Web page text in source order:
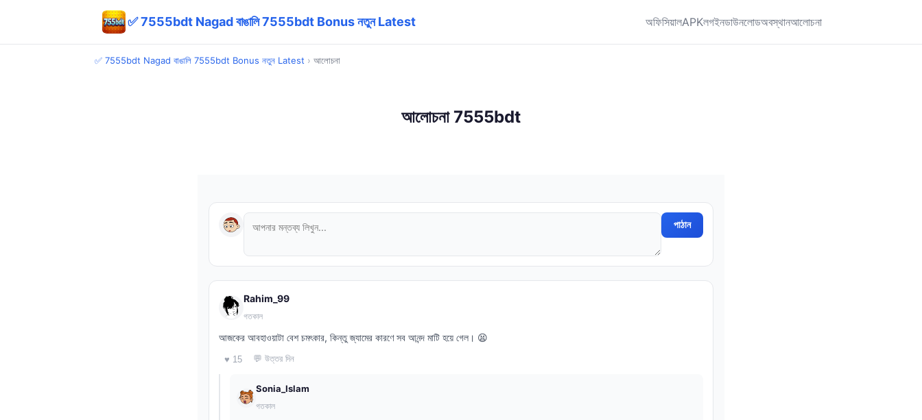
✅ 7555bdt Nagad বাঙালি 7555bdt Bonus নতুন Latest অফিসিয়ালAPKলগইনডাউনলোডঅবস্থানআলোচনা
✅ 7555bdt Nagad বাঙালি 7555bdt Bonus নতুন Latest › আলোচনা
আলোচনা 7555bdt
পাঠান
Rahim_99
গতকাল
আজকের আবহাওয়াটা বেশ চমৎকার, কিন্তু জ্যামের কারণে সব আনন্দ মাটি হয়ে গেল। 😫
♥ 15 💬 উত্তর দিন
Sonia_Islam
গতকাল